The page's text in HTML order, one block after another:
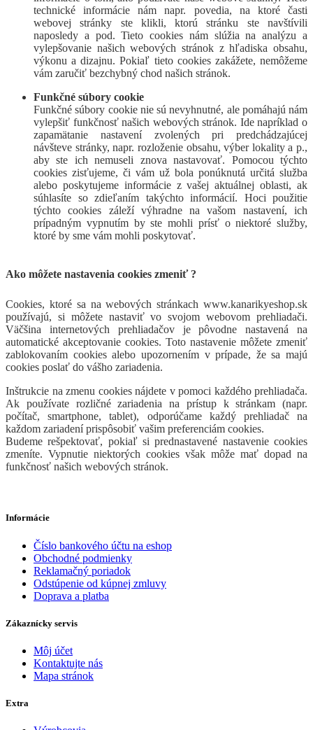
technické informácie nám napr. povedia, na ktoré časti
webovej stránky ste klikli, ktorú stránku ste navštívili
naposledy a pod. Tieto cookies nám slúžia na analýzu a
vylepšovanie našich webových stránok z hľadiska obsahu,
výkonu a dizajnu. Pokiaľ tieto cookies zakážete, nemôžeme
vám zaručiť bezchybný chod našich stránok.
Funkčné súbory cookie
Funkčné súbory cookie nie sú nevyhnutné, ale pomáhajú nám
vylepšiť funkčnosť našich webových stránok. Ide napríklad o
zapamätanie nastavení zvolených pri predchádzajúcej
návšteve stránky, napr. rozloženie obsahu, výber lokality a p.,
aby ste ich nemuseli znova nastavovať. Pomocou týchto
cookies zisťujeme, či vám už bola ponúknutá určitá služba
alebo poskytujeme informácie z vašej aktuálnej oblasti, ak
súhlasíte so zdieľaním takýchto informácií. Hoci použitie
týchto cookies záleží výhradne na vašom nastavení, ich
prípadným vypnutím by ste mohli prísť o niektoré služby,
ktoré by sme vám mohli poskytovať.
Ako môžete nastavenia cookies zmeniť ?
Cookies, ktoré sa na webovýchstránkach www.kanarikyeshop.sk
používajú, si môžete nastaviť vo svojom webovom prehliadači.
Väčšina internetových prehliadačov je pôvodne nastavená na
automatické akceptovanie cookies. Toto nastavenie môžete zmeniť
zablokovaním cookies alebo upozornením v prípade, že sa majú
cookies poslať do vášho zariadenia.
Inštrukcie na zmenu cookies nájdete v pomoci každého prehliadača.
Ak používate rozličné zariadenia na prístup k stránkam (napr.
počítač, smartphone, tablet), odporúčame každý prehliadač na
každom zariadení prispôsobiť vašim preferenciám cookies.
Budeme rešpektovať, pokiaľ si prednastavené nastavenie cookies
zmeníte. Vypnutie niektorých cookies však môže mať dopad na
funkčnosť našich webových stránok.
Informácie
Číslo bankového účtu na eshop
Obchodné podmienky
Reklamačný poriadok
Odstúpenie od kúpnej zmluvy
Doprava a platba
Zákaznícky servis
Môj účet
Kontaktujte nás
Mapa stránok
Extra